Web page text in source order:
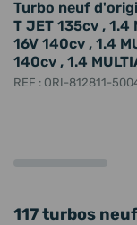
Turbo neuf
T JET 135cv , 1.4
16V 140cv , 1.4
140cv , 1.4
REF : ORI-812811-
117 turbos